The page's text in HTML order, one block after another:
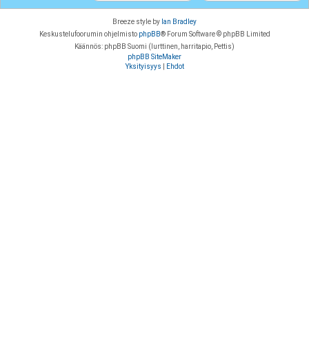
Breeze style by Ian Bradley
Keskustelufoorumin ohjelmisto phpBB® Forum Software © phpBB Limited
Käännös: phpBB Suomi (lurttinen, harritapio, Pettis)
phpBB SiteMaker
Yksityisyys
Ehdot